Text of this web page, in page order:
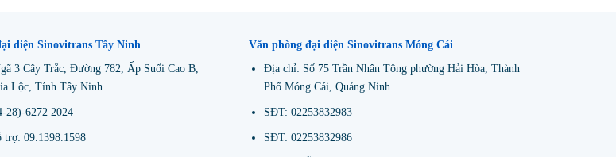
diện Sinovitrans Tây Ninh
3 Cây Trắc, Đường 782, Ấp Suối Cao B,
Lộc, Tỉnh Tây Ninh
28)-6272 2024
trợ: 09.1398.1598
Văn phòng đại diện Sinovitrans Móng Cái
Địa chỉ: Số 75 Trần Nhân Tông phường Hải Hòa, Thành
Phố Móng Cái, Quảng Ninh
SĐT: 02253832983
SĐT: 02253832986